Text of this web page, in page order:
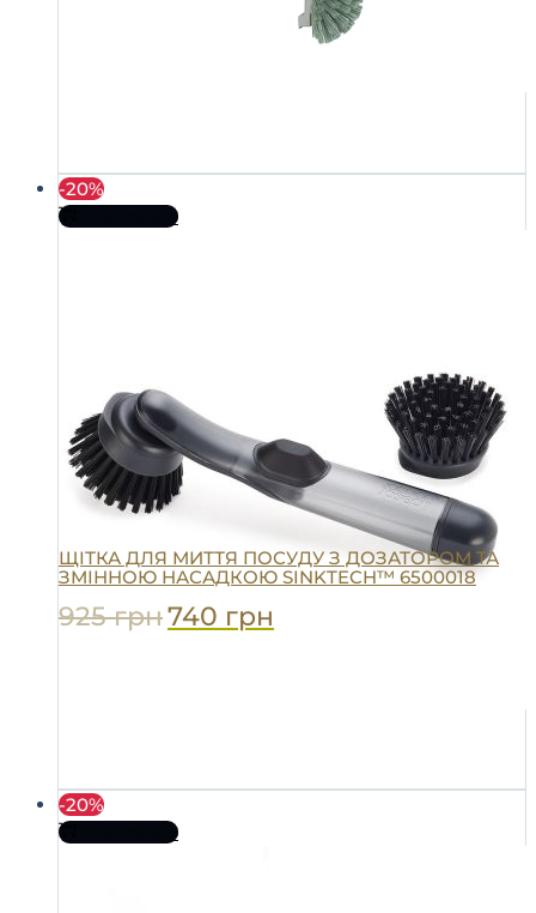
-20%
Про товар
ЩІТКА ДЛЯ МИТТЯ ПОСУДУ З ДОЗАТОРОМ ТА
ЗМІННОЮ НАСАДКОЮ SINKTECH™ 6500018
925грн740 грн
-20%
Про товар